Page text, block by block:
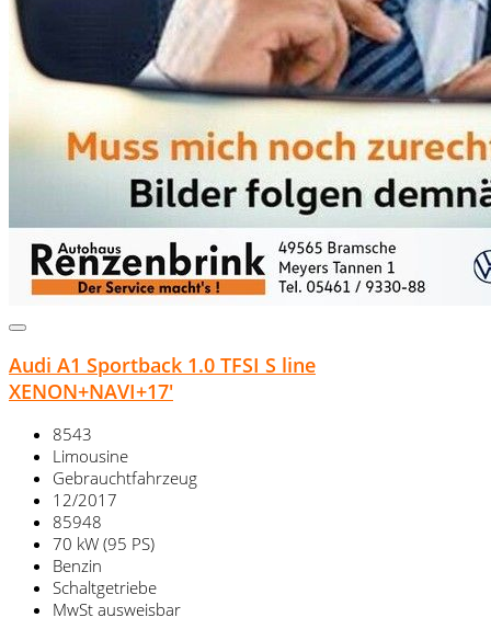
Audi A1 Sportback 1.0 TFSI S line
XENON+NAVI+17'
8543
Limousine
Gebrauchtfahrzeug
12/2017
85948
70 kW (95 PS)
Benzin
Schaltgetriebe
MwSt ausweisbar